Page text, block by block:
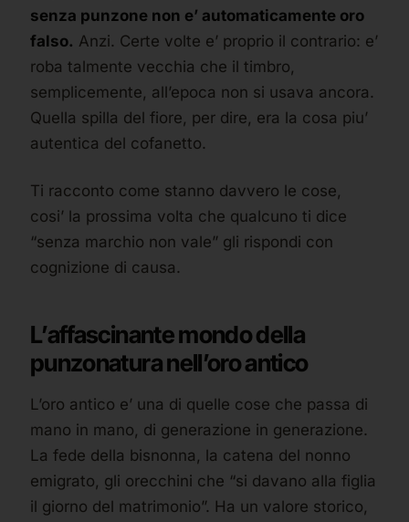
senza punzone non e’ automaticamente oro
falso. Anzi. Certe volte e’ proprio il contrario: e’
roba talmente vecchia che il timbro,
semplicemente, all’epoca non si usava ancora.
Quella spilla del fiore, per dire, era la cosa piu’
autentica del cofanetto.
Ti racconto come stanno davvero le cose,
cosi’ la prossima volta che qualcuno ti dice
“senza marchio non vale” gli rispondi con
cognizione di causa.
L’affascinante mondo della
punzonatura nell’oro antico
L’oro antico e’ una di quelle cose che passa di
mano in mano, di generazione in generazione.
La fede della bisnonna, la catena del nonno
emigrato, gli orecchini che “si davano alla figlia
il giorno del matrimonio”. Ha un valore storico,